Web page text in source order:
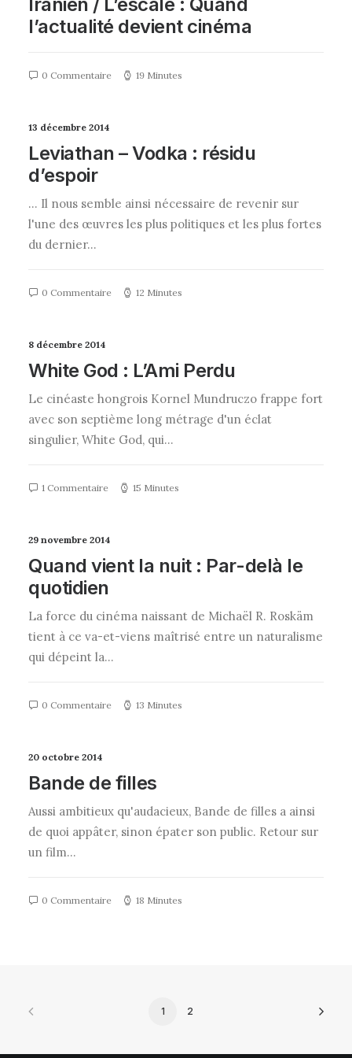
l’actualité devient cinéma
0 Commentaire 19 Minutes
13 décembre 2014
Leviathan – Vodka : résidu
d’espoir
... Il nous semble ainsi nécessaire de revenir sur
l'une des œuvres les plus politiques et les plus fortes
du dernier…
0 Commentaire 12 Minutes
8 décembre 2014
White God : L’Ami Perdu
Le cinéaste hongrois Kornel Mundruczo frappe fort
avec son septième long métrage d'un éclat
singulier, White God, qui…
1 Commentaire 15 Minutes
29 novembre 2014
Quand vient la nuit : Par-delà le
quotidien
La force du cinéma naissant de Michaël R. Roskäm
tient à ce va-et-viens maîtrisé entre un naturalisme
qui dépeint la…
0 Commentaire 13 Minutes
20 octobre 2014
Bande de filles
Aussi ambitieux qu'audacieux, Bande de filles a ainsi
de quoi appâter, sinon épater son public. Retour sur
un film…
0 Commentaire 18 Minutes
1 2